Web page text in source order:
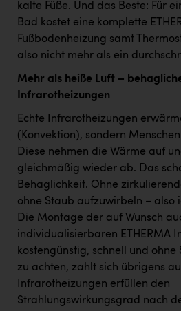
kalte Füße. Und das Beste: Für
Bad kostet eine komplette
Fußbodenheizung samt
also nicht mehr als ein
Mehr als heiße Luft –
Infrarotheizungen
Echte Infrarotheizungen
(Konvektion), sondern
Diese nehmen die Wärme auf
gleichmäßig wieder ab. Das
Behaglichkeit. Ohne
ohne Staub aufzuwirbeln – also
Die Montage der auf Wunsch
individualisierbaren ETHERMA
kostengünstig, schnell und
zu achten, zahlt sich übrigens
Infrarotheizungen erfüllen den
Strahlungswirkungsgrad nach